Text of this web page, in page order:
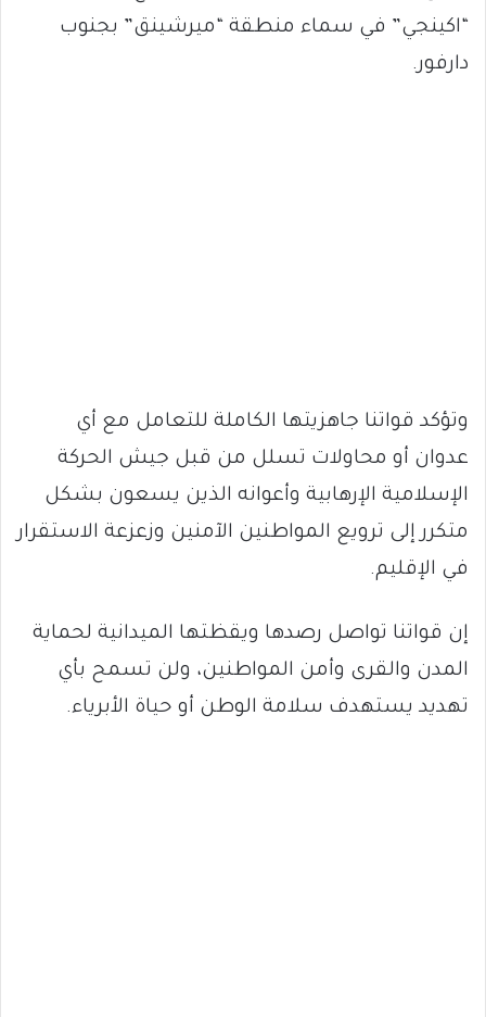
“اكينجي” في سماء منطقة “ميرشينق” بجنوب
دارفور.
وتؤكد قواتنا جاهزيتها الكاملة للتعامل مع أي
عدوان أو محاولات تسلل من قبل جيش الحركة
الإسلامية الإرهابية وأعوانه الذين يسعون بشكل
متكرر إلى ترويع المواطنين الآمنين وزعزعة الاستقرار
في الإقليم.
إن قواتنا تواصل رصدها ويقظتها الميدانية لحماية
المدن والقرى وأمن المواطنين، ولن تسمح بأي
تهديد يستهدف سلامة الوطن أو حياة الأبرياء.